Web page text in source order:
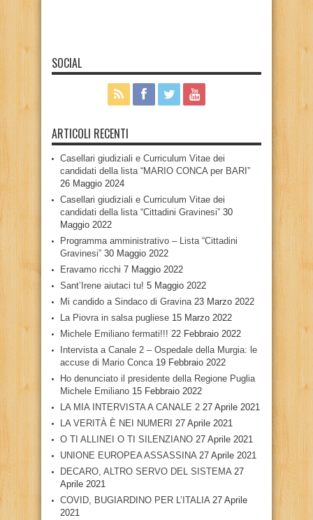
SOCIAL
ARTICOLI RECENTI
Casellari giudiziali e Curriculum Vitae dei
candidati della lista “MARIO CONCA per BARI”
26 Maggio 2024
Casellari giudiziali e Curriculum Vitae dei
candidati della lista “Cittadini Gravinesi” 30
Maggio 2022
Programma amministrativo – Lista “Cittadini
Gravinesi” 30 Maggio 2022
Eravamo ricchi 7 Maggio 2022
Sant’Irene aiutaci tu! 5 Maggio 2022
Mi candido a Sindaco di Gravina 23 Marzo 2022
La Piovra in salsa pugliese 15 Marzo 2022
Michele Emiliano fermati!!! 22 Febbraio 2022
Intervista a Canale 2 – Ospedale della Murgia: le
accuse di Mario Conca 19 Febbraio 2022
Ho denunciato il presidente della Regione Puglia
Michele Emiliano 15 Febbraio 2022
LA MIA INTERVISTA A CANALE 2 27 Aprile 2021
LA VERITÀ È NEI NUMERI 27 Aprile 2021
O TI ALLINEI O TI SILENZIANO 27 Aprile 2021
UNIONE EUROPEA ASSASSINA 27 Aprile 2021
DECARO, ALTRO SERVO DEL SISTEMA 27
Aprile 2021
COVID, BUGIARDINO PER L’ITALIA 27 Aprile
2021